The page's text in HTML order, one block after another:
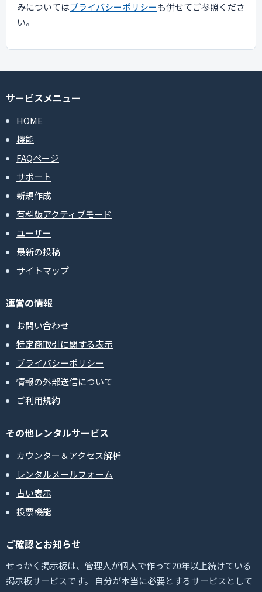
みについてはプライバシーポリシーも併せてご参照くださ
い。
サービスメニュー
HOME
機能
FAQページ
サポート
新規作成
有料版アクティブモード
ユーザー
最新の投稿
サイトマップ
運営の情報
お問い合わせ
特定商取引に関する表示
プライバシーポリシー
情報の外部送信について
ご利用規約
その他レンタルサービス
カウンター＆アクセス解析
レンタルメールフォーム
占い表示
投票機能
ご確認とお知らせ
せっかく掲示板は、管理人が個人で作って20年以上続けている
掲示板サービスです。 自分が本当に必要とするサービスとして